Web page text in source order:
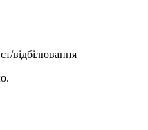
відбілювання